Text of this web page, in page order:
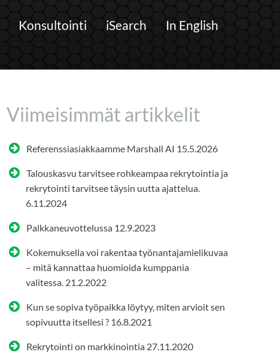
Konsultointi iSearch In English
Viimeisimmät artikkelit
Referenssiasiakkaamme Marshall AI 15.5.2026
Talouskasvu tarvitsee rohkeampaa rekrytointia ja
rekrytointi tarvitsee täysin uutta ajattelua.
6.11.2024
Palkkaneuvottelussa 12.9.2023
Kokemuksella voi rakentaa työnantajamielikuvaa
– mitä kannattaa huomioida kumppania
valitessa. 21.2.2022
Kun se sopiva työpaikka löytyy, miten arvioit sen
sopivuutta itsellesi ? 16.8.2021
Rekrytointi on markkinointia 27.11.2020